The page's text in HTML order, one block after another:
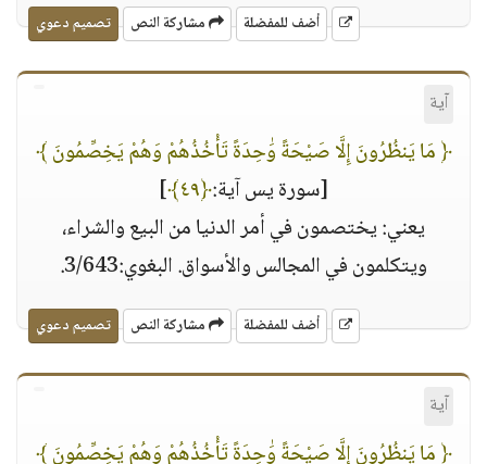
أضف للمفضلة مشاركة النص تصميم دعوي
آية
﴿ مَا يَنظُرُونَ إِلَّا صَيْحَةً وَٰحِدَةً تَأْخُذُهُمْ وَهُمْ يَخِصِّمُونَ ﴾
[سورة يس آية:﴿٤٩﴾
]
يعني: يختصمون في أمر الدنيا من البيع والشراء،
ويتكلمون في المجالس والأسواق. البغوي:3/643.
أضف للمفضلة مشاركة النص تصميم دعوي
آية
﴿ مَا يَنظُرُونَ إِلَّا صَيْحَةً وَٰحِدَةً تَأْخُذُهُمْ وَهُمْ يَخِصِّمُونَ ﴾